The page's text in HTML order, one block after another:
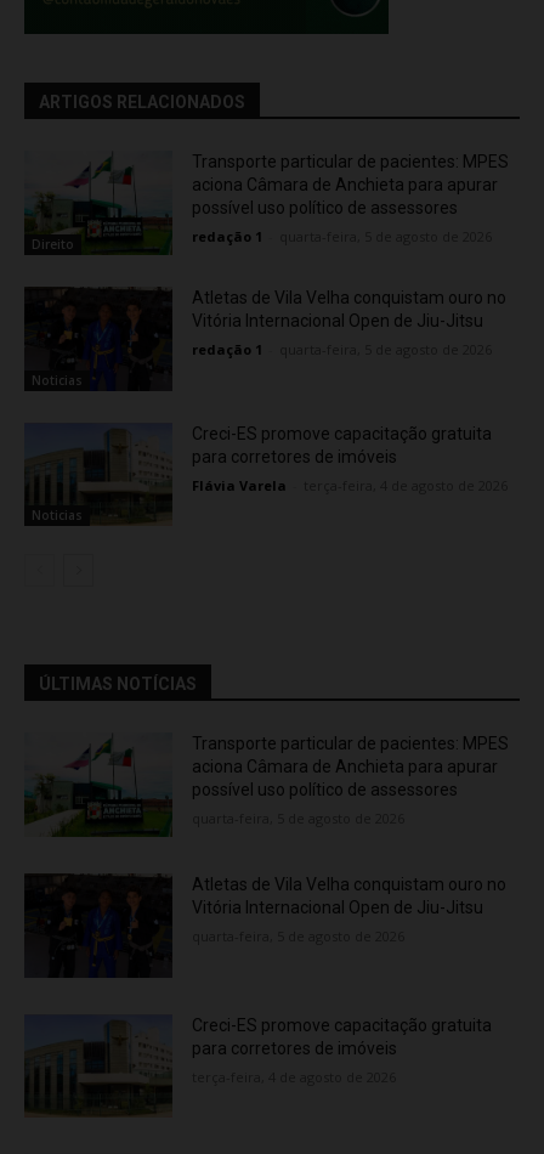
ARTIGOS RELACIONADOS
Direito
Transporte particular de pacientes: MPES
aciona Câmara de Anchieta para apurar
possível uso político de assessores
redação 1
Noticias
Atletas de Vila Velha conquistam ouro no
Vitória Internacional Open de Jiu-Jitsu
redação 1
Noticias
Creci-ES promove capacitação gratuita
para corretores de imóveis
Flávia Varela
ÚLTIMAS NOTÍCIAS
Transporte particular de pacientes: MPES
aciona Câmara de Anchieta para apurar
possível uso político de assessores
Atletas de Vila Velha conquistam ouro no
Vitória Internacional Open de Jiu-Jitsu
Creci-ES promove capacitação gratuita
para corretores de imóveis